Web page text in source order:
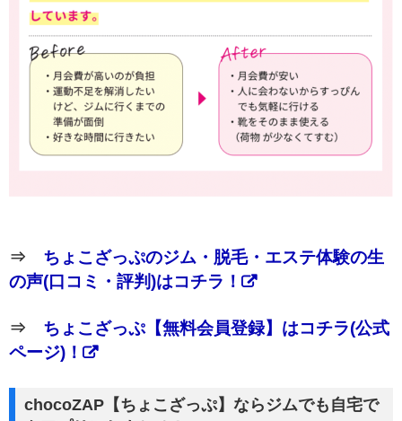
⇒ ちょこざっぷのジム・脱毛・エステ体験の生
の声(口コミ・評判)はコチラ！
⇒ ちょこざっぷ【無料会員登録】はコチラ(公式
ページ)！
chocoZAP【ちょこざっぷ】ならジムでも自宅で